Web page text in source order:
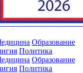
Образование
Политика
Образование
Политика